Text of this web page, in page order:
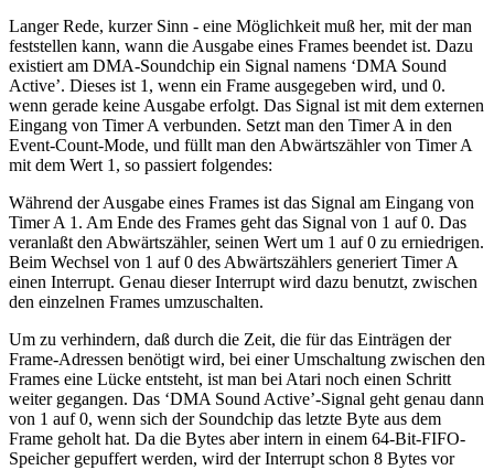
Langer Rede, kurzer Sinn - eine Möglichkeit muß her, mit der man
feststellen kann, wann die Ausgabe eines Frames beendet ist. Dazu
existiert am DMA-Soundchip ein Signal namens ‘DMA Sound
Active’. Dieses ist 1, wenn ein Frame ausgegeben wird, und 0.
wenn gerade keine Ausgabe erfolgt. Das Signal ist mit dem externen
Eingang von Timer A verbunden. Setzt man den Timer A in den
Event-Count-Mode, und füllt man den Abwärtszähler von Timer A
mit dem Wert 1, so passiert folgendes:
Während der Ausgabe eines Frames ist das Signal am Eingang von
Timer A 1. Am Ende des Frames geht das Signal von 1 auf 0. Das
veranlaßt den Abwärtszähler, seinen Wert um 1 auf 0 zu erniedrigen.
Beim Wechsel von 1 auf 0 des Abwärtszählers generiert Timer A
einen Interrupt. Genau dieser Interrupt wird dazu benutzt, zwischen
den einzelnen Frames umzuschalten.
Um zu verhindern, daß durch die Zeit, die für das Einträgen der
Frame-Adressen benötigt wird, bei einer Umschaltung zwischen den
Frames eine Lücke entsteht, ist man bei Atari noch einen Schritt
weiter gegangen. Das ‘DMA Sound Active’-Signal geht genau dann
von 1 auf 0, wenn sich der Soundchip das letzte Byte aus dem
Frame geholt hat. Da die Bytes aber intern in einem 64-Bit-FIFO-
Speicher gepuffert werden, wird der Interrupt schon 8 Bytes vor